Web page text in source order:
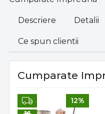
Descriere Detalii
Ce spun clientii
Cumparate
12%